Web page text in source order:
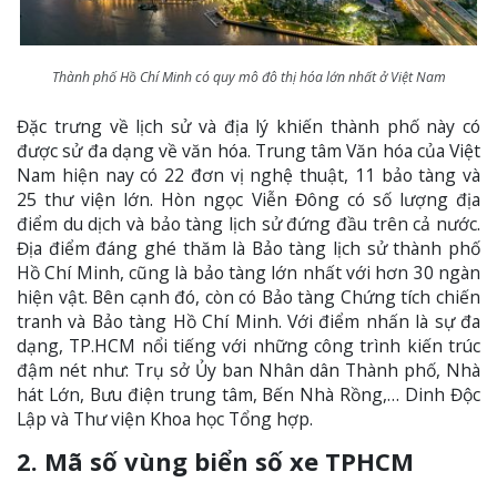
Thành phố Hồ Chí Minh có quy mô đô thị hóa lớn nhất ở Việt Nam
Đặc trưng về lịch sử và địa lý khiến thành phố này có
được sử đa dạng về văn hóa. Trung tâm Văn hóa của Việt
Nam hiện nay có 22 đơn vị nghệ thuật, 11 bảo tàng và
25 thư viện lớn. Hòn ngọc Viễn Đông có số lượng địa
điểm du dịch và bảo tàng lịch sử đứng đầu trên cả nước.
Địa điểm đáng ghé thăm là Bảo tàng lịch sử thành phố
Hồ Chí Minh, cũng là bảo tàng lớn nhất với hơn 30 ngàn
hiện vật. Bên cạnh đó, còn có Bảo tàng Chứng tích chiến
tranh và Bảo tàng Hồ Chí Minh. Với điểm nhấn là sự đa
dạng, TP.HCM nổi tiếng với những công trình kiến trúc
đậm nét như: Trụ sở Ủy ban Nhân dân Thành phố, Nhà
hát Lớn, Bưu điện trung tâm, Bến Nhà Rồng,… Dinh Độc
Lập và Thư viện Khoa học Tổng hợp.
2. Mã số vùng biển số xe TPHCM